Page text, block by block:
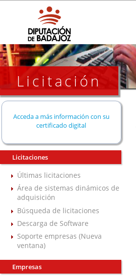
Licitación
Acceda a más información con su
certificado digital
Licitaciones
Últimas licitaciones
Área de sistemas dinámicos de
adquisición
Búsqueda de licitaciones
Descarga de Software
Soporte empresas (Nueva
ventana)
Empresas